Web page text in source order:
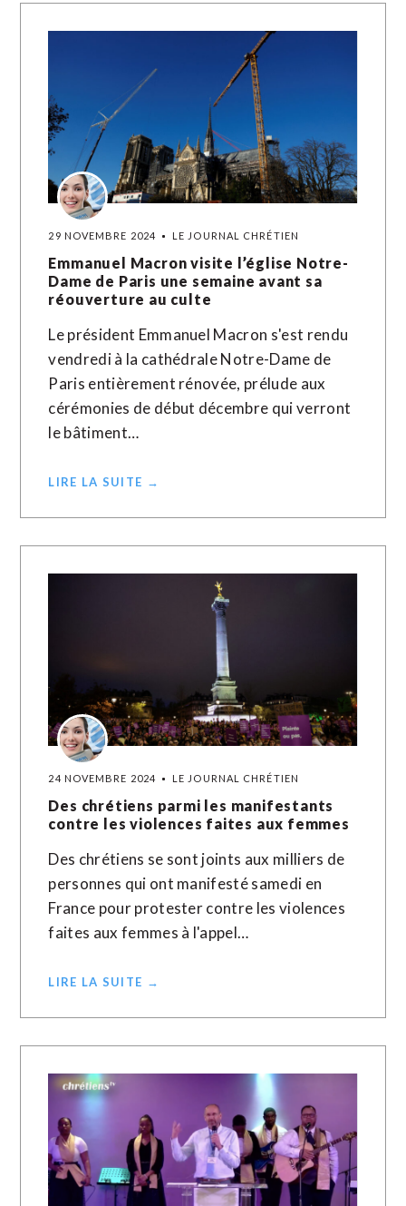
29 NOVEMBRE 2024 LE JOURNAL CHRÉTIEN
Emmanuel Macron visite l’église Notre-
Dame de Paris une semaine avant sa
réouverture au culte
Le président Emmanuel Macron s'est rendu
vendredi à la cathédrale Notre-Dame de
Paris entièrement rénovée, prélude aux
cérémonies de début décembre qui verront
le bâtiment…
LIRE LA SUITE →
24 NOVEMBRE 2024 LE JOURNAL CHRÉTIEN
Des chrétiens parmi les manifestants
contre les violences faites aux femmes
Des chrétiens se sont joints aux milliers de
personnes qui ont manifesté samedi en
France pour protester contre les violences
faites aux femmes à l'appel…
LIRE LA SUITE →